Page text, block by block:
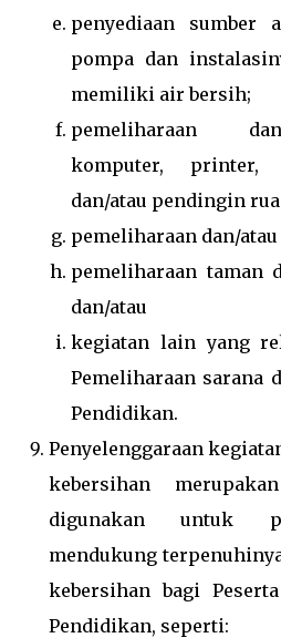
penyediaan sumber
pompa dan
memiliki air bersih;
pemeliharaan
komputer, printer,
dan/atau pendingin
pemeliharaan dan/atau
pemeliharaan taman
dan/atau
kegiatan lain yang
Pemeliharaan sarana
Pendidikan.
Penyelenggaraan
kebersihan
digunakan untuk
mendukung
kebersihan bagi
Pendidikan, seperti: